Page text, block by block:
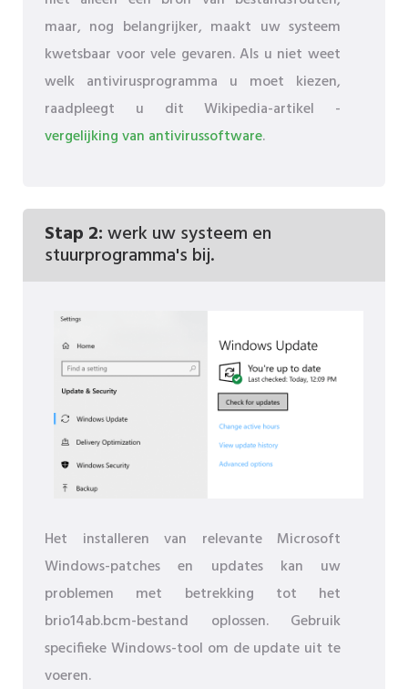
maar, nog belangrijker, maakt uw systeem
kwetsbaar voor vele gevaren. Als u niet weet
welk antivirusprogramma u moet kiezen,
raadpleegt u dit Wikipedia-artikel -
vergelijking van antivirussoftware.
Stap 2:werk uw systeem en
stuurprogramma's bij.
Het installeren van relevante Microsoft
Windows-patches en updates kan uw
problemen met betrekking tot het
brio14ab.bcm-bestand oplossen. Gebruik
specifieke Windows-tool om de update uit te
voeren.